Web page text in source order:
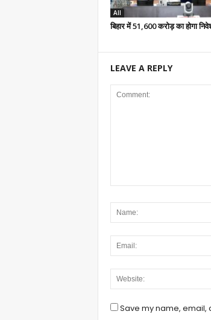
All
बिहार में 51,600 करोड़ का होगा
LEAVE A REPLY
Save my name, email,